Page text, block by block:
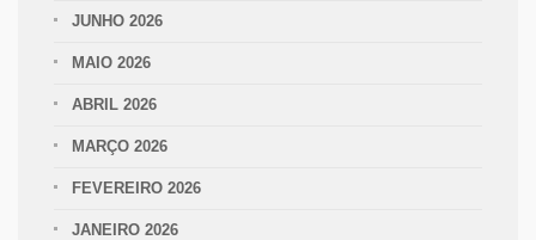
JUNHO 2026
MAIO 2026
ABRIL 2026
MARÇO 2026
FEVEREIRO 2026
JANEIRO 2026